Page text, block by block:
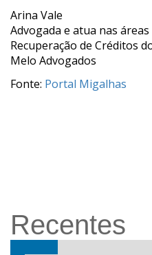
Arina Vale
Advogada e atua nas
Recuperação de Créditos
Melo Advogados
Fonte: Portal Migalhas
Recentes